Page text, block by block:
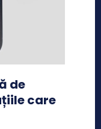
de
care